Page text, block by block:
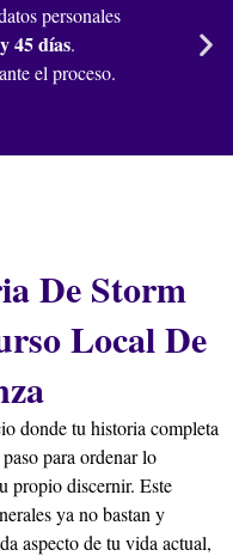
personales
45 días.
el proceso.
De Storm
Local De
donde tu historia completa
para ordenar lo
propio discernir. Este
ya no bastan y
aspecto de tu vida actual,